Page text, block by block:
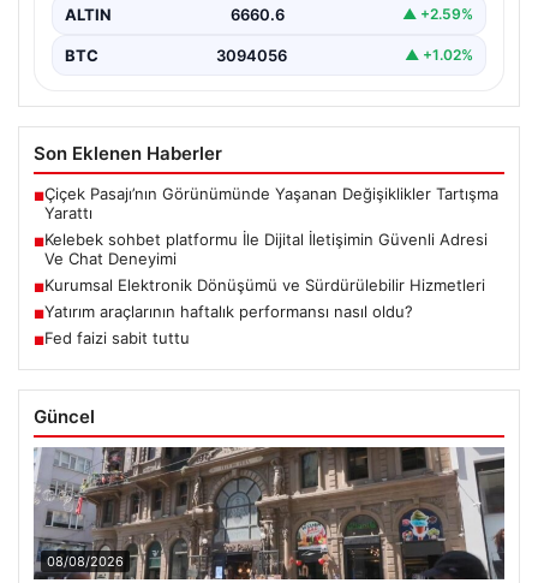
ALTIN 6660.6 ▲ +2.59%
BTC 3094056 ▲ +1.02%
Son Eklenen Haberler
■Çiçek Pasajı’nın Görünümünde Yaşanan Değişiklikler Tartışma
Yarattı
■Kelebek sohbet platformu İle Dijital İletişimin Güvenli Adresi
Ve Chat Deneyimi
■Kurumsal Elektronik Dönüşümü ve Sürdürülebilir Hizmetleri
■Yatırım araçlarının haftalık performansı nasıl oldu?
■Fed faizi sabit tuttu
Güncel
08/08/2026